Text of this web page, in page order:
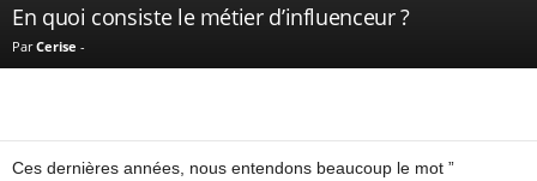
En quoi consiste le métier d’influenceur ?
Par Cerise -
Ces dernières années, nous entendons beaucoup le mot ”